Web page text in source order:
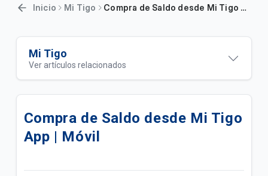
Inicio Mi Tigo Compra de Saldo desde Mi Tigo App | Móvil
Mi Tigo
Ver artículos relacionados
Ingreso y Registro a las Plataformas Digitales
Crear tu cuenta en TigoID 👤 | General
Compra de Saldo desde Mi Tigo
App | Móvil